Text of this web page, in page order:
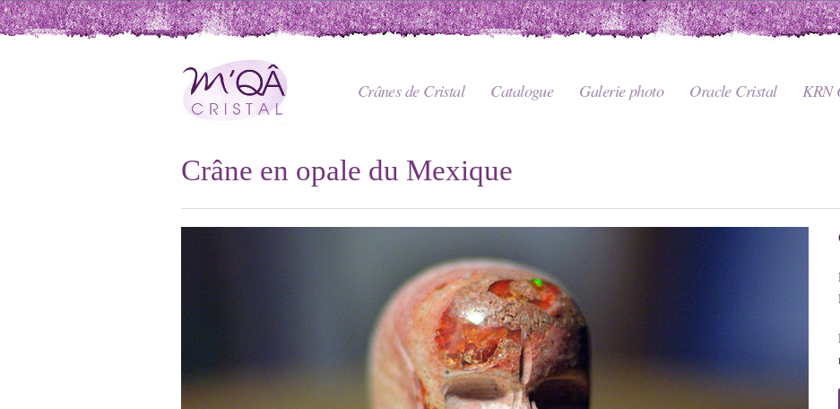
Crânes de Cristal Catalogue Galerie photo Oracle Cristal KRN
Crâne en opale du Mexique